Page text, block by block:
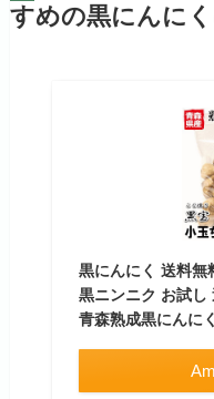
すめの黒にんにく
黒にんにく 送料
黒ニンニク お試し
青森熟成黒にんに